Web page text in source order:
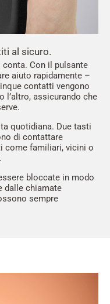
al sicuro.
conta. Con il pulsante
aiuto rapidamente –
contatti vengono
l’altro, assicurando che
quotidiana. Due tasti
di contattare
come familiari, vicini o
bloccate in modo
dalle chiamate
sempre